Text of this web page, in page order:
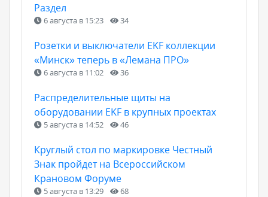
Раздел
6 августа в 15:23 34
Розетки и выключатели EKF коллекции
«Минск» теперь в «Лемана ПРО»
6 августа в 11:02 36
Распределительные щиты на
оборудовании EKF в крупных проектах
5 августа в 14:52 46
Круглый стол по маркировке Честный
Знак пройдет на Всероссийском
Крановом Форуме
5 августа в 13:29 68